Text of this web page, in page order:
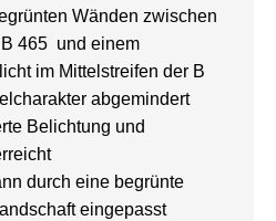
Wänden zwischen
465 und einem
im Mittelstreifen der B
abgemindert
Belichtung und
durch eine begrünte
eingepasst